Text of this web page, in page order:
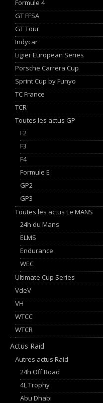
Formule 4
GT FFSA
GT Tour
Indycar
Ligier European Series
Porsche Carrera Cup
Sprint Cup by Funyo
TC France
TCR
Toutes les actus GP
F2
F3
F4
Formule E
GP2
GP3
Toutes les actus Le MANS
24h du Mans
ELMS
Endurance
WEC
Ultimate Cup Series
VdeV
VH
WTCC
WTCR
Actus Raid
Autres actus Raid
24h Off Road
4L Trophy
Abu Dhabi